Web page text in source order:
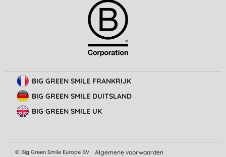
BIG GREEN SMILE FRANKRIJK
BIG GREEN SMILE DUITSLAND
BIG GREEN SMILE UK
© Big Green Smile Europe BV Algemene voorwaarden